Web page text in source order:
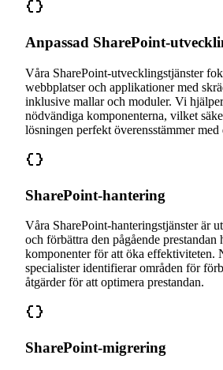
Anpassad SharePoint-
Våra SharePoint-utvecklingstjänster
webbplatser och applikationer med
inklusive mallar och moduler. Vi
nödvändiga komponenterna, vilket
lösningen perfekt överensstämmer med
SharePoint-hantering
Våra SharePoint-hanteringstjänster är
och förbättra den pågående prestandan
komponenter för att öka effektiviteten.
specialister identifierar områden för
åtgärder för att optimera prestandan.
SharePoint-migrering